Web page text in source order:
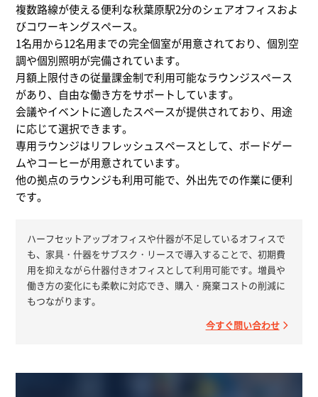
複数路線が使える便利な秋葉原駅2分のシェアオフィスおよ
びコワーキングスペース。
1名用から12名用までの完全個室が用意されており、個別空
調や個別照明が完備されています。
月額上限付きの従量課金制で利用可能なラウンジスペース
があり、自由な働き方をサポートしています。
会議やイベントに適したスペースが提供されており、用途
に応じて選択できます。
専用ラウンジはリフレッシュスペースとして、ボードゲー
ムやコーヒーが用意されています。
他の拠点のラウンジも利用可能で、外出先での作業に便利
です。
ハーフセットアップオフィスや什器が不足しているオフィスで
も、家具・什器をサブスク・リースで導入することで、初期費
用を抑えながら什器付きオフィスとして利用可能です。増員や
働き方の変化にも柔軟に対応でき、購入・廃棄コストの削減に
もつながります。
今すぐ問い合わせ